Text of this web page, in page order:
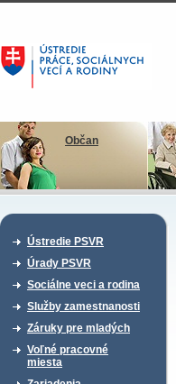
Občan
Ústredie PSVR
Úrady PSVR
Sociálne veci a rodina
Služby zamestnanosti
Záruky pre mladých
Voľné pracovné
miesta